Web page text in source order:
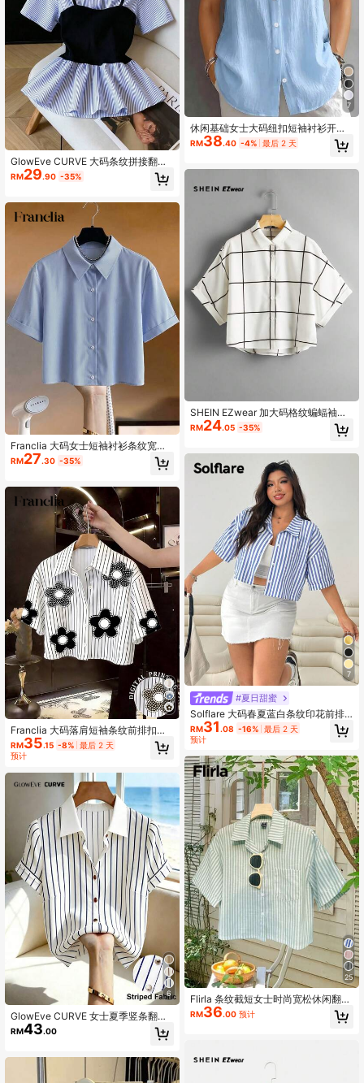
GlowEve CURVE 大码条纹拼接翻领
收腰假两件女士衬衫
RM29.90 -35%
Franclia 大码女士短袖衬衫条纹宽松
百搭休闲蝴蝶结刺短款
RM27.30 -35%
Franclia 大码落肩短袖条纹前排扣花
卉装饰衬衫
RM35.15 -8% 最后 2 天
预计
6
GlowEve CURVE 女士夏季竖条翻领
金属扣通勤简约干练短袖衬衫 适用于
日常通勤 周末市集 轻商务约谈
RM43.00
7
休闲基础女士大码纽扣短袖衬衫开襟
上衣
RM38.40 -4% 最后 2 天
SHEIN EZwear 加大码格纹蝙蝠袖衬
衫，夏季
RM24.05 -35%
7
#夏日甜蜜
Solflare 大码春夏蓝白条纹印花前排
扣短袖衬衫
RM31 .08 -16% 最后 2 天
预计
25
Flirla 条纹截短女士时尚宽松休闲翻袖
口短袖衬衫
RM36.00 预计